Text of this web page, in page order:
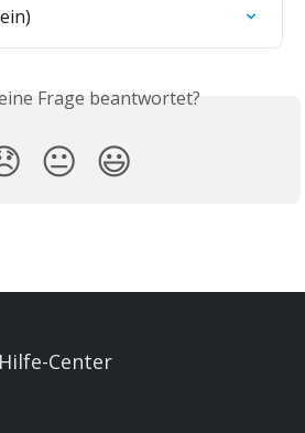
Frage beantwortet?
😐 😃